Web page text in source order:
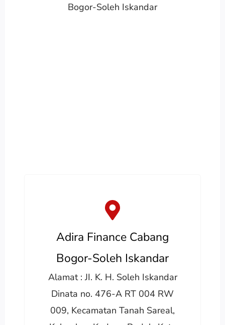
Bogor-Soleh Iskandar
Adira Finance Cabang
Bogor-Soleh Iskandar
Alamat : JI. K. H. Soleh Iskandar
Dinata no. 476-A RT 004 RW
009, Kecamatan Tanah Sareal,